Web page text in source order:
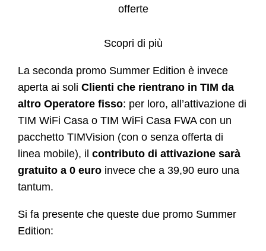
offerte
Scopri di più
La seconda promo Summer Edition è invece
aperta ai soliClienti che rientrano in TIM da
altro Operatore fisso: per loro, all’attivazione di
TIM WiFi Casa o TIM WiFi Casa FWA con un
pacchetto TIMVision (con o senza offerta di
linea mobile), ilcontributo di attivazione sarà
gratuito a 0 euro invece che a 39,90 euro una
tantum.
Si fa presente che queste due promo Summer
Edition: